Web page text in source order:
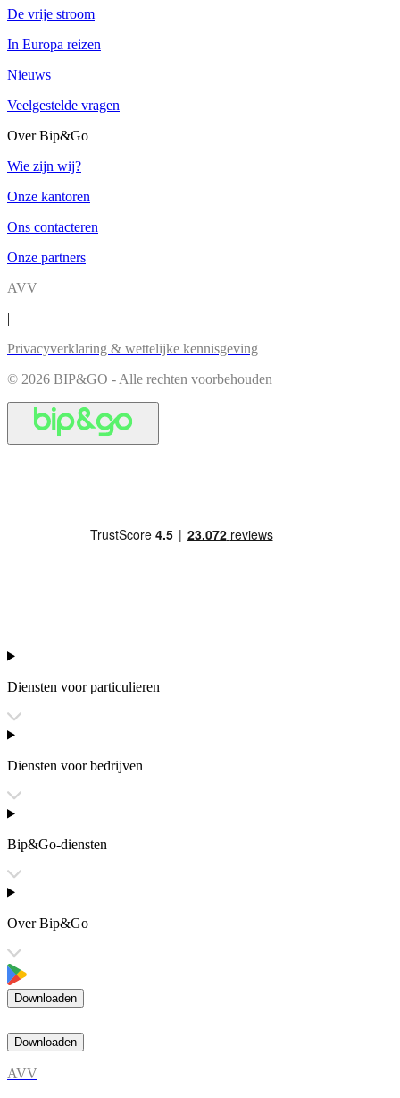
De vrije stroom
In Europa reizen
Nieuws
Veelgestelde vragen
Over Bip&Go
Wie zijn wij?
Onze kantoren
Ons contacteren
Onze partners
AVV
|
Privacyverklaring & wettelijke kennisgeving
© 2026 BIP&GO - Alle rechten voorbehouden
Diensten voor particulieren
Diensten voor bedrijven
Bip&Go-diensten
Over Bip&Go
Downloaden
Downloaden
AVV